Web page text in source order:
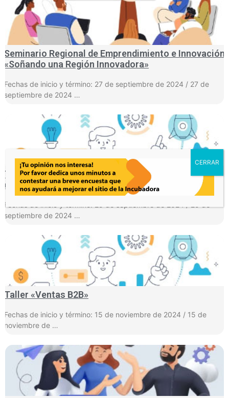
Seminario Regional de Emprendimiento e Innovación
«Soñando una Región Innovadora»
Fechas de inicio y término: 27 de septiembre de 2024 / 27 de
septiembre de 2024 …
Taller «Formación para Emprendimientos Juveniles
en la Región»
Fechas de inicio y término: 25 de septiembre de 2024 / 25 de
septiembre de 2024 …
Taller «Ventas B2B»
Fechas de inicio y término: 15 de noviembre de 2024 / 15 de
noviembre de …